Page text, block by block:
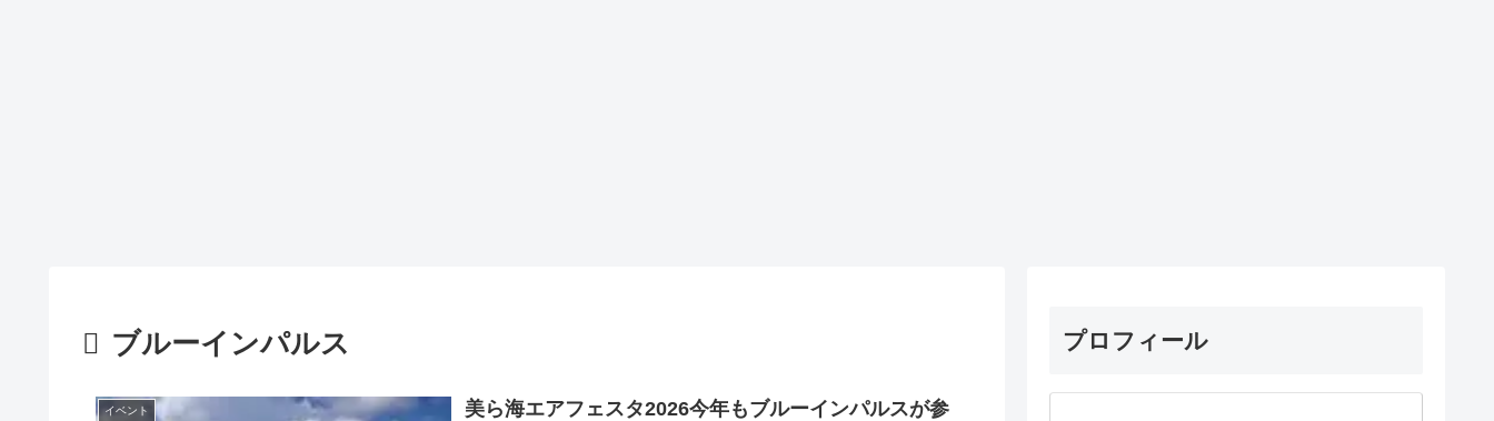
ブルーインパルス
イベント
美ら海エアフェスタ2026今年もブルーインパルスが参
プロフィール